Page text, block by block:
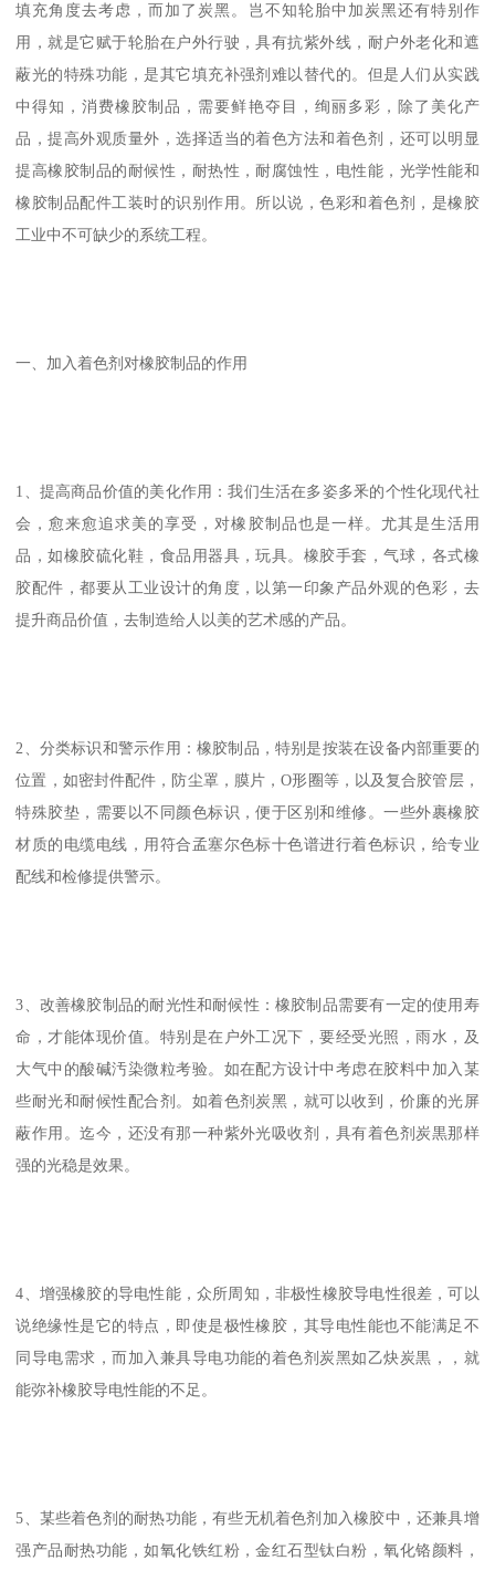
填充角度去考虑，而加了炭黑。岂不知轮胎中加炭黑还有特别作
用，就是它赋于轮胎在户外行驶，具有抗紫外线，耐户外老化和遮
蔽光的特殊功能，是其它填充补强剂难以替代的。但是人们从实践
中得知，消费橡胶制品，需要鲜艳夺目，绚丽多彩，除了美化产
品，提高外观质量外，选择适当的着色方法和着色剂，还可以明显
提高橡胶制品的耐候性，耐热性，耐腐蚀性，电性能，光学性能和
橡胶制品配件工装时的识别作用。所以说，色彩和着色剂，是橡胶
工业中不可缺少的系统工程。
一、加入着色剂对橡胶制品的作用
1、提高商品价值的美化作用：我们生活在多姿多釆的个性化现代社
会，愈来愈追求美的享受，对橡胶制品也是一样。尤其是生活用
品，如橡胶硫化鞋，食品用器具，玩具。橡胶手套，气球，各式橡
胶配件，都要从工业设计的角度，以第一印象产品外观的色彩，去
提升商品价值，去制造给人以美的艺术感的产品。
2、分类标识和警示作用：橡胶制品，特别是按装在设备内部重要的
位置，如密封件配件，防尘罩，膜片，O形圈等，以及复合胶管层，
特殊胶垫，需要以不同颜色标识，便于区别和维修。一些外裹橡胶
材质的电缆电线，用符合孟塞尔色标十色谱进行着色标识，给专业
配线和检修提供警示。
3、改善橡胶制品的耐光性和耐候性：橡胶制品需要有一定的使用寿
命，才能体现价值。特别是在户外工况下，要经受光照，雨水，及
大气中的酸碱汚染微粒考验。如在配方设计中考虑在胶料中加入某
些耐光和耐候性配合剂。如着色剂炭黑，就可以收到，价廉的光屏
蔽作用。迄今，还没有那一种紫外光吸收剂，具有着色剂炭黒那样
强的光稳是效果。
4、增强橡胶的导电性能，众所周知，非极性橡胶导电性很差，可以
说绝缘性是它的特点，即使是极性橡胶，其导电性能也不能满足不
同导电需求，而加入兼具导电功能的着色剂炭黑如乙炔炭黒，，就
能弥补橡胶导电性能的不足。
5、某些着色剂的耐热功能，有些无机着色剂加入橡胶中，还兼具增
强产品耐热功能，如氧化铁红粉，金红石型钛白粉，氧化铬颜料，